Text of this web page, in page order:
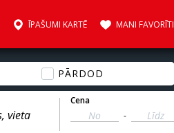
ĪPAŠUMI KARTĒ MANI FAVORĪTI
PĀRDOD
Cena
-